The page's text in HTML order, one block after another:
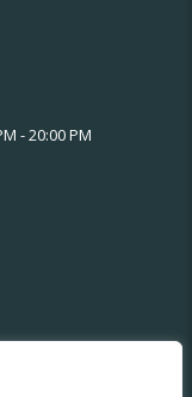
- 20:00 PM